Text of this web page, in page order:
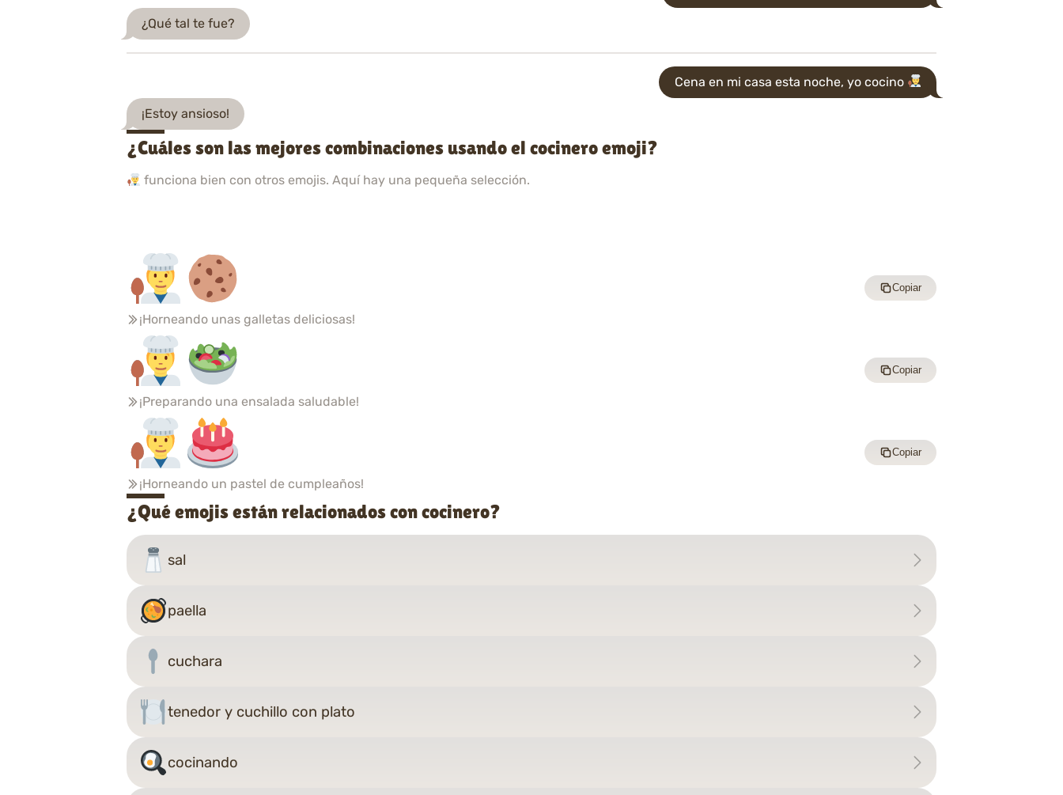
¿Qué tal te fue?
Cena en mi casa esta noche, yo cocino
¡Estoy ansioso!
¿Cuáles son las mejores combinaciones usando el cocinero emoji?
funciona bien con otros emojis. Aquí hay una pequeña selección.
¡Horneando unas galletas deliciosas!
Copiar
¡Preparando una ensalada saludable!
Copiar
¡Horneando un pastel de cumpleaños!
Copiar
¿Qué emojis están relacionados con cocinero?
sal
paella
cuchara
tenedor y cuchillo con plato
cocinando